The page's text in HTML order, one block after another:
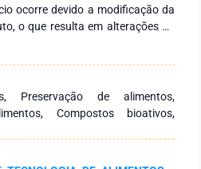
ocorre devido a modificação da
o que resulta em alterações no
Rotineiramente, filmes plásticos
que a maior parte dessas
acarretando em grande
Por outro lado, as coberturas
com a mesma finalidade
geram um menor impacto
são as principais matrizes
Preservação de alimentos,
Compostos bioativos,